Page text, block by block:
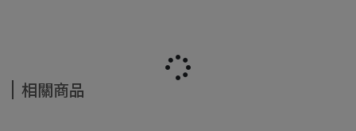
相關商品